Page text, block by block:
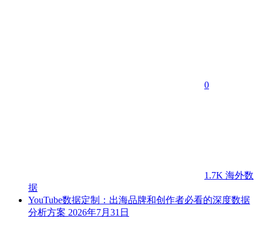
0
1.7K 海外数
据
YouTube数据定制：出海品牌和创作者必看的深度数据
分析方案 2026年7月31日